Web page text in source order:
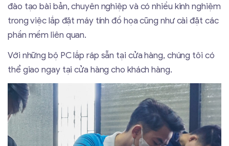
đào tạo bài bản, chuyên nghiệp và có nhiều kinh nghiệm
trong việc lắp đặt máy tính đồ họa cũng như cài đặt các
phần mềm liên quan.
Với những bộ PC lắp ráp sẵn tại cửa hàng, chúng tôi có
thể giao ngay tại cửa hàng cho khách hàng.